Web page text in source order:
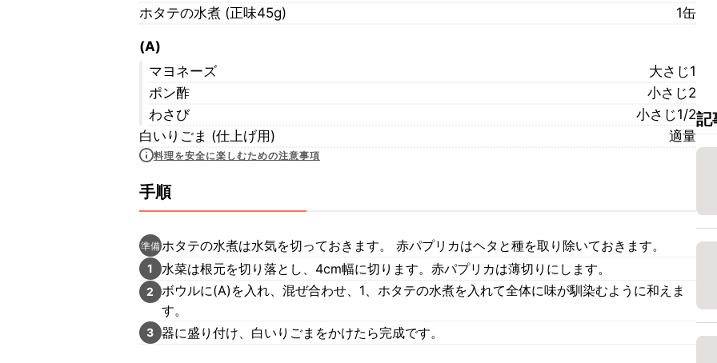
ホタテの水煮 (正味45g)
1缶
(A)
マヨネーズ
大さじ1
ポン酢
小さじ2
わさび
小さじ1/2
白いりごま (仕上げ用)
適量
料理を安全に楽しむための注意事項
手順
準備ホタテの水煮は水気を切っておきます。 赤パプリカはヘタと種を取り除いておきます。
1 水菜は根元を切り落とし、4cm幅に切ります。赤パプリカは薄切りにします。
2
ボウルに(A)を入れ、混ぜ合わせ、1、ホタテの水煮を入れて全体に味が馴染むように和えま
す。
3 器に盛り付け、白いりごまをかけたら完成です。
記